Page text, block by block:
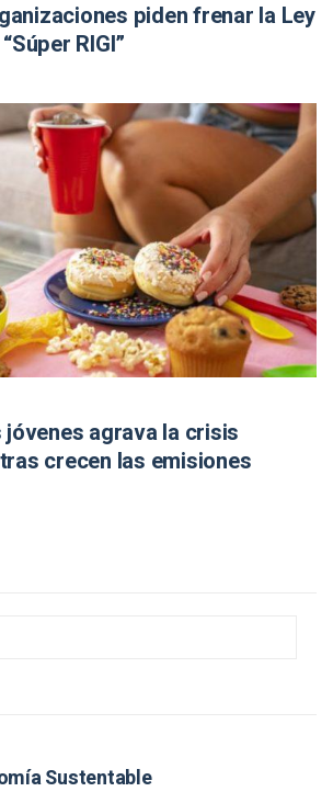
piden frenar la Ley
RIGI”
jóvenes agrava la crisis
crecen las emisiones
Sustentable